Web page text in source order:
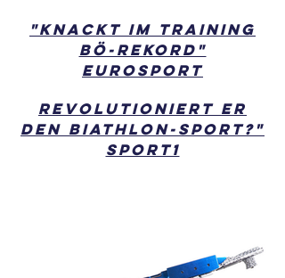
"knackt im Training
Bö-Rekord"
Eurosport
Revolutioniert er
den Biathlon-Sport?"
Sport1